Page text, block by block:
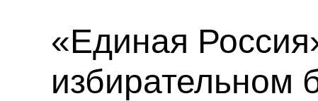
«Единая
избирательном